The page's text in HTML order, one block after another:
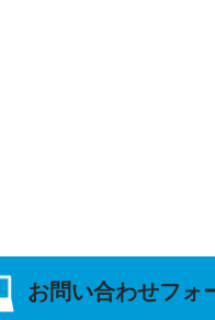
お問い合わせフォ